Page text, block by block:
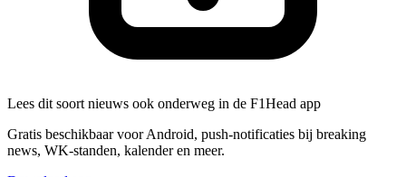
Lees dit soort nieuws ook onderweg in de F1Head app
Gratis beschikbaar voor Android, push-notificaties bij breaking
news, WK-standen, kalender en meer.